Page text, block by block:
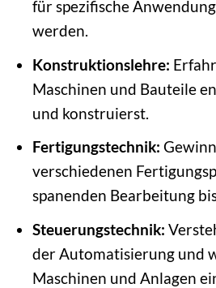
für spezifische
werden.
Konstruktionslehre:
Maschinen und Bauteile
und konstruierst.
Fertigungstechnik:
verschiedenen
spanenden Bearbeitung
Steuerungstechnik:
der Automatisierung und
Maschinen und Anlagen